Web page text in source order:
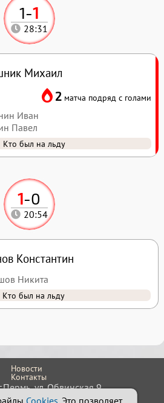
1-0
20:54
Константин
Никита
Кто был на льду
1-1
28:31
Михаил
2 матча подряд с голами
Иван
Павел
Кто был на льду
Новости
Контакты
ул. Обвинская 9
24-32Администратор
Cookies . Это позволяет